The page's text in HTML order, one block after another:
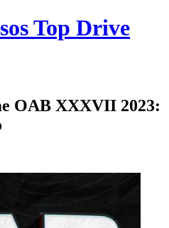
Top Drive
OAB XXXVII 2023: